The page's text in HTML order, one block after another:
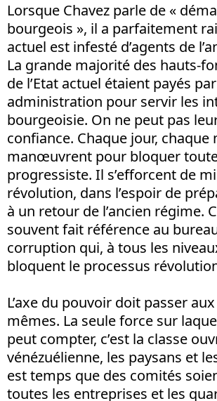
Lorsque Chavez parle de «
bourgeois », il a parfaitement
actuel est infesté d’agents de
La grande majorité des hauts-
de l’Etat actuel étaient payés
administration pour servir les
bourgeoisie. On ne peut pas
confiance. Chaque jour, chaque
manœuvrent pour bloquer
progressiste. Il s’efforcent de
révolution, dans l’espoir de
à un retour de l’ancien régime.
souvent fait référence au
corruption qui, à tous les
bloquent le processus
L’axe du pouvoir doit passer
mêmes. La seule force sur
peut compter, c’est la classe
vénézuélienne, les paysans et
est temps que des comités
toutes les entreprises et les